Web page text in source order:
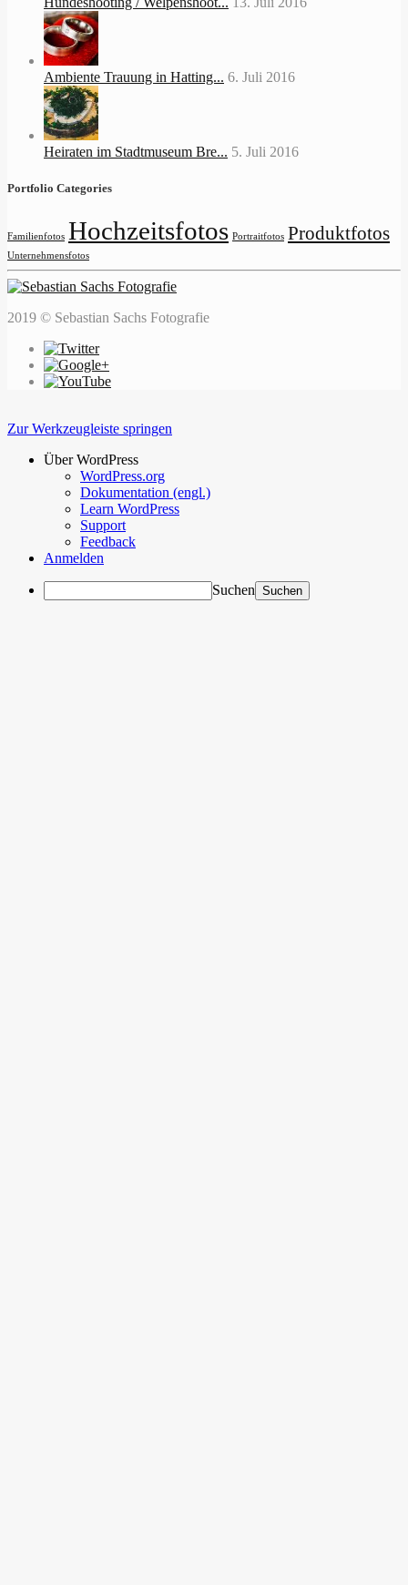
Ambiente Trauung in Hatting... 6. Juli 2016
Heiraten im Stadtmuseum Bre... 5. Juli 2016
Portfolio Categories
Familienfotos Hochzeitsfotos Portraitfotos Produktfotos
Unternehmensfotos
2019 © Sebastian Sachs Fotografie
Zur Werkzeugleiste springen
Über WordPress
WordPress.org
Dokumentation (engl.)
Learn WordPress
Support
Feedback
Anmelden
Suchen